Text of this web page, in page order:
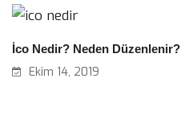
İco Nedir? Neden Düzenlenir?
Ekim 14, 2019